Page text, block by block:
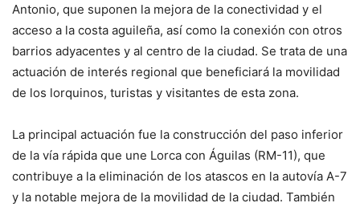
Antonio, que suponen la mejora de la conectividad y el
acceso a la costa aguileña, así como la conexión con otros
barrios adyacentes y al centro de la ciudad. Se trata de una
actuación de interés regional que beneficiará la movilidad
de los lorquinos, turistas y visitantes de esta zona.
La principal actuación fue la construcción del paso inferior
de la vía rápida que une Lorca con Águilas (RM-11), que
contribuye a la eliminación de los atascos en la autovía A-7
y la notable mejora de la movilidad de la ciudad. También